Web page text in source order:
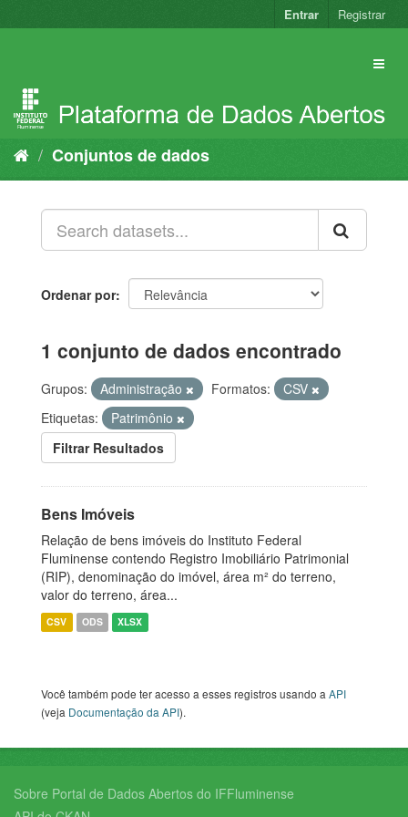
para
Entrar Registrar
Conjuntos de dados
Ordenar por
1 conjunto de dados encontrado
Grupos: Administração Formatos:
CSV
Etiquetas:
Patrimônio
Filtrar Resultados
Bens Imóveis
Relação de bens imóveis do Instituto Federal
Fluminense contendo Registro Imobiliário Patrimonial
(RIP), denominação do imóvel, área m² do terreno,
valor do terreno, área...
CSV ODS XLSX
Você também pode ter acesso a esses registros usando aAPI
(veja Documentação da API).
Sobre Portal de Dados Abertos do IFFluminense